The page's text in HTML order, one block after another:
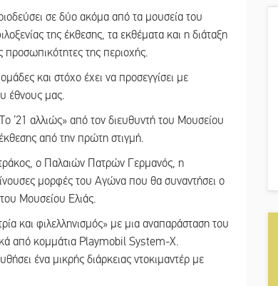
σε δύο ακόμα από τα μουσεία του
της έκθεσης, τα εκθέματα και η διάταξη
προσωπικότητες της περιοχής.
και στόχο έχει να προσεγγίσει με
έθνους μας.
’21 αλλιώς» από τον διευθυντή του Μουσείου
από την πρώτη στιγμή.
ο Παλαιών Πατρών Γερμανός, η
μορφές του Αγώνα που θα συναντήσει ο
Μουσείου Ελιάς.
και φιλελληνισμός» με μια αναπαράσταση του
από κομμάτια Playmobil System-X.
ένα μικρής διάρκειας ντοκιμαντέρ με